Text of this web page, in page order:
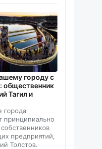
городу с
общественник
Тагил и
города
принципиально
предприятий,
Толстов.